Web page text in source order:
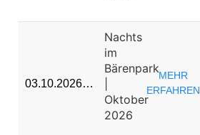
03.10.2026…
Nachts
im
Bärenpark
Oktober
2026
MEHR
ERFAHREN